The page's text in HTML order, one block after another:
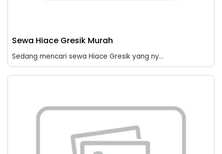
Sewa Hiace Gresik Murah
Sedang mencari sewa Hiace Gresik yang ny...